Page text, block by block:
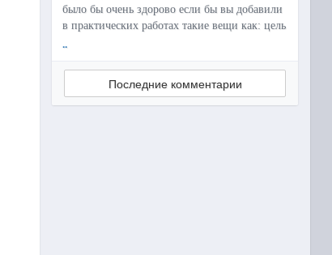
было бы очень здорово если бы вы добавили
в практических работах такие вещи как: цель
..
Последние комментарии